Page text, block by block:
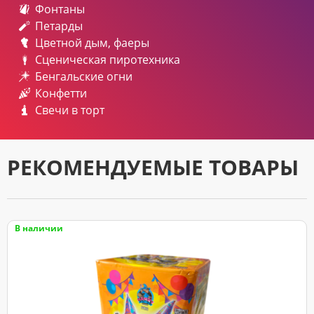
Фонтаны
Петарды
Цветной дым, фаеры
Сценическая пиротехника
Бенгальские огни
Конфетти
Свечи в торт
РЕКОМЕНДУЕМЫЕ ТОВАРЫ
В наличии